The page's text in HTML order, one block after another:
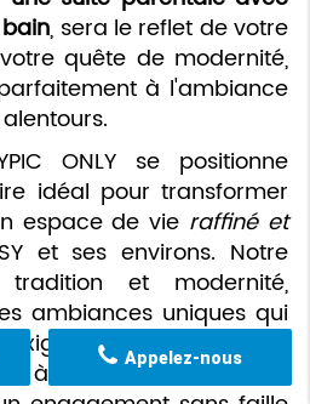
, sera le reflet de votre
quête de modernité,
à l'ambiance
ONLY se positionne
idéal pour transformer
espace de vie raffiné et
et ses environs. Notre
et modernité,
ambiances uniques qui
du design
à une écoute attentive
Appelez-nous